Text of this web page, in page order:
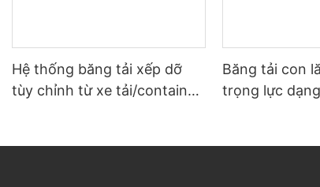
Hệ thống băng tải xếp dỡ
tùy chỉnh từ xe tải/container
Băng tải con
trọng lực